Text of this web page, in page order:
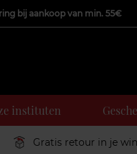
bij aankoop van min. 55€
instituten
Gratis retour in je